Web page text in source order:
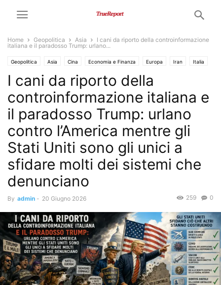
Home Geopolitica Asia
I cani da riporto della controinformazione
italiana e il paradosso Trump: urlano...
Geopolitica Asia Cina Economia e Finanza Europa Iran Italia
Medio Oriente Trump
I cani da riporto della
controinformazione italiana e
il paradosso Trump: urlano
contro l’America mentre gli
Stati Uniti sono gli unici a
sfidare molti dei sistemi che
denunciano
By admin - 20 Giugno 2026 0
259